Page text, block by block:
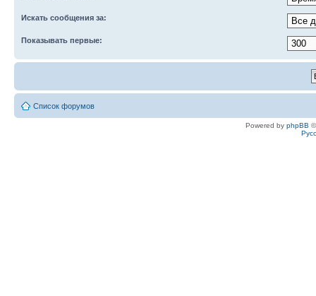
Искать сообщения за:
Показывать первые:
Список форумов
Powered by phpBB